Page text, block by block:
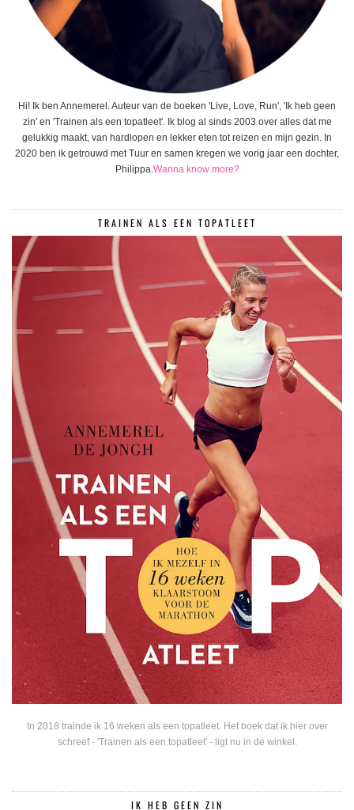
Hi! Ik ben Annemerel. Auteur van de boeken 'Live, Love, Run', 'Ik heb geen
zin' en 'Trainen als een topatleet'. Ik blog al sinds 2003 over alles dat me
gelukkig maakt, van hardlopen en lekker eten tot reizen en mijn gezin. In
2020 ben ik getrouwd met Tuur en samen kregen we vorig jaar een dochter,
Philippa.Wanna know more?
TRAINEN ALS EEN TOPATLEET
In 2018 trainde ik 16 weken als een topatleet. Het boek dat ik hier over
schreef - 'Trainen als een topatleet' - ligt nu in de winkel.
IK HEB GEEN ZIN